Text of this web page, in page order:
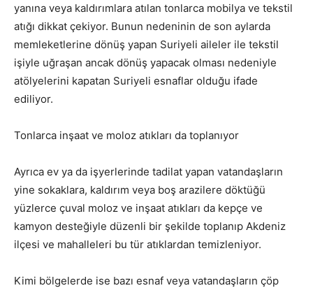
yanına veya kaldırımlara atılan tonlarca mobilya ve tekstil
atığı dikkat çekiyor. Bunun nedeninin de son aylarda
memleketlerine dönüş yapan Suriyeli aileler ile tekstil
işiyle uğraşan ancak dönüş yapacak olması nedeniyle
atölyelerini kapatan Suriyeli esnaflar olduğu ifade
ediliyor.
Tonlarca inşaat ve moloz atıkları da toplanıyor
Ayrıca ev ya da işyerlerinde tadilat yapan vatandaşların
yine sokaklara, kaldırım veya boş arazilere döktüğü
yüzlerce çuval moloz ve inşaat atıkları da kepçe ve
kamyon desteğiyle düzenli bir şekilde toplanıp Akdeniz
ilçesi ve mahalleleri bu tür atıklardan temizleniyor.
Kimi bölgelerde ise bazı esnaf veya vatandaşların çöp